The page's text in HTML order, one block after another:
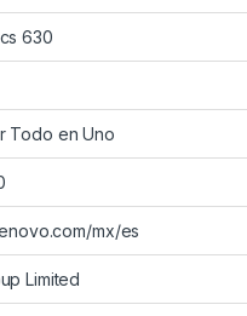
630
Todo en Uno
mx/es
Limited